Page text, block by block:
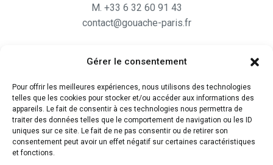
Gérer le consentement
Pour offrir les meilleures expériences, nous utilisons des technologies
telles que les cookies pour stocker et/ou accéder aux informations des
appareils. Le fait de consentir à ces technologies nous permettra de
traiter des données telles que le comportement de navigation ou les ID
uniques sur ce site. Le fait de ne pas consentir ou de retirer son
consentement peut avoir un effet négatif sur certaines caractéristiques
et fonctions.
M. +33 6 32 60 91 43
contact@gouache-paris.fr
Ouvertdu lundi au Vendredi
de 9H30 à 19H
et le Samedi de 10H à 19H